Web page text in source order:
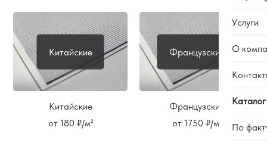
Услуги
О
Каталог
По
Китайские
Китайские
от 180 ₽/м²
Французские
Французские
от 1750 ₽/м²